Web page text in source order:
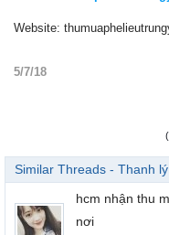
Website:
5/7/18
Similar Threads - Thanh
hcm nhận thu
nơi